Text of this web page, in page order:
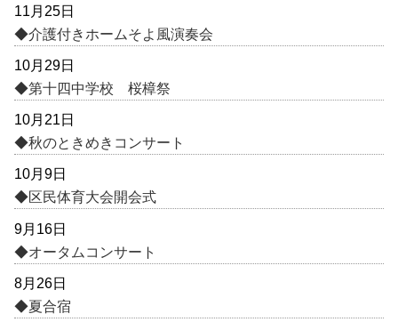
11月25日
◆介護付きホームそよ風演奏会
10月29日
◆第十四中学校 桜樟祭
10月21日
◆秋のときめきコンサート
10月9日
◆区民体育大会開会式
9月16日
◆オータムコンサート
8月26日
◆夏合宿